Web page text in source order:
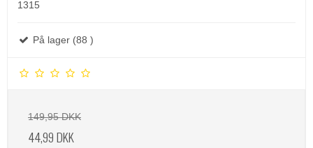
1315
På lager (88 )
149,95 DKK
44,99 DKK